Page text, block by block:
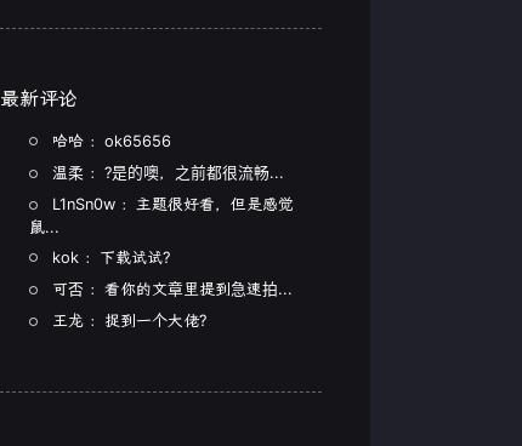
最新评论
哈哈 ：ok65656
温柔 ：?是的噢，之前都很流畅...
L1nSn0w ：主题很好看，但是感觉
鼠...
kok ：下载试试?
可否 ：看你的文章里提到急速拍...
王龙 ：捉到一个大佬?